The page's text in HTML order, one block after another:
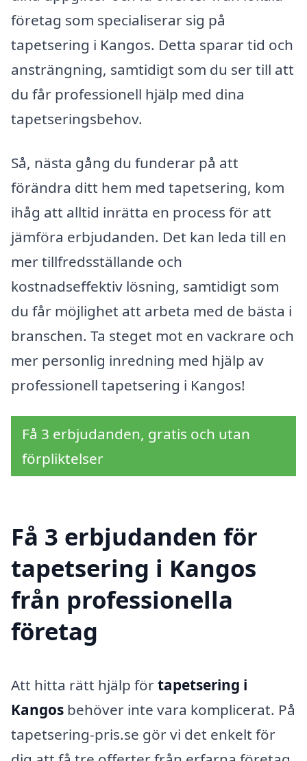
företag som specialiserar sig på
tapetsering i Kangos. Detta sparar tid och
ansträngning, samtidigt som du ser till att
du får professionell hjälp med dina
tapetseringsbehov.
Så, nästa gång du funderar på att
förändra ditt hem med tapetsering, kom
ihåg att alltid inrätta en process för att
jämföra erbjudanden. Det kan leda till en
mer tillfredsställande och
kostnadseffektiv lösning, samtidigt som
du får möjlighet att arbeta med de bästa i
branschen. Ta steget mot en vackrare och
mer personlig inredning med hjälp av
professionell tapetsering i Kangos!
Få 3 erbjudanden, gratis och utan
förpliktelser
Få 3 erbjudanden för
tapetsering i Kangos
från professionella
företag
Att hitta rätt hjälp förtapetsering i
Kangos behöver inte vara komplicerat. På
tapetsering-pris.se gör vi det enkelt för